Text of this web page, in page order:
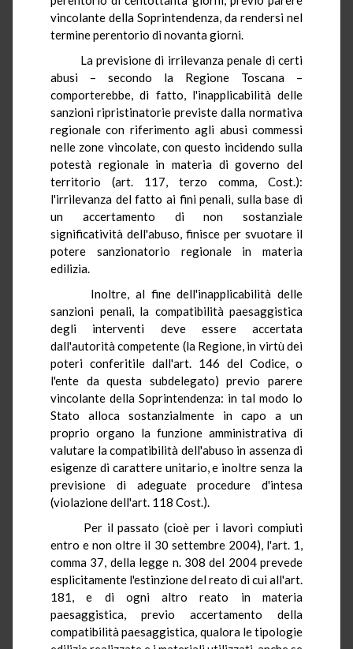
vincolante della Soprintendenza, da rendersi nel
termine perentorio di novanta giorni.
La previsione di irrilevanza penale di certi
abusi – secondo la Regione Toscana –
comporterebbe, di fatto, l'inapplicabilità delle
sanzioni ripristinatorie previste dalla normativa
regionale con riferimento agli abusi commessi
nelle zone vincolate, con questo incidendo sulla
potestà regionale in materia di governo del
territorio (art. 117, terzo comma, Cost.):
l'irrilevanza del fatto ai fini penali, sulla base di
un accertamento di non sostanziale
significatività dell'abuso, finisce per svuotare il
potere sanzionatorio regionale in materia
edilizia.
Inoltre, al fine dell'inapplicabilità delle
sanzioni penali, la compatibilità paesaggistica
degli interventi deve essere accertata
dall'autorità competente (la Regione, in virtù dei
poteri conferitile dall'art. 146 del Codice, o
l'ente da questa subdelegato) previo parere
vincolante della Soprintendenza: in tal modo lo
Stato alloca sostanzialmente in capo a un
proprio organo la funzione amministrativa di
valutare la compatibilità dell'abuso in assenza di
esigenze di carattere unitario, e inoltre senza la
previsione di adeguate procedure d'intesa
(violazione dell'art. 118 Cost.).
Per il passato (cioè per i lavori compiuti
entro e non oltre il 30 settembre 2004), l'art. 1,
comma 37, della legge n. 308 del 2004 prevede
esplicitamente l'estinzione del reato di cui all'art.
181, e di ogni altro reato in materia
paesaggistica, previo accertamento della
compatibilità paesaggistica, qualora le tipologie